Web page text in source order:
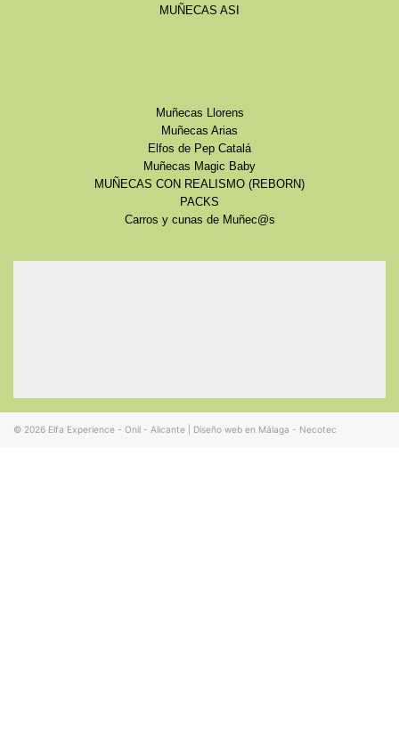
MUÑECAS ASI
Muñecas Llorens
Muñecas Arias
Elfos de Pep Catalá
Muñecas Magic Baby
MUÑECAS CON REALISMO (REBORN)
PACKS
Carros y cunas de Muñec@s
© 2026 Elfa Experience - Onil - Alicante Diseño web en Málaga - Necotec